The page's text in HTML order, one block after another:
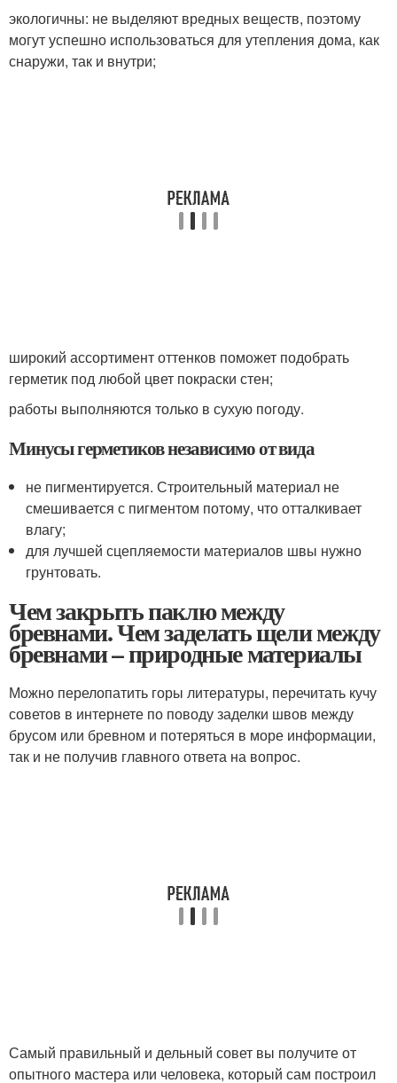
экологичны: не выделяют вредных веществ, поэтому
могут успешно использоваться для утепления дома, как
снаружи, так и внутри;
широкий ассортимент оттенков поможет подобрать
герметик под любой цвет покраски стен;
работы выполняются только в сухую погоду.
Минусы герметиков независимо от вида
не пигментируется. Строительный материал не
смешивается с пигментом потому, что отталкивает
влагу;
для лучшей сцепляемости материалов швы нужно
грунтовать.
Чем закрыть паклю между
бревнами. Чем заделать щели между
бревнами – природные материалы
Можно перелопатить горы литературы, перечитать кучу
советов в интернете по поводу заделки швов между
брусом или бревном и потеряться в море информации,
так и не получив главного ответа на вопрос.
Самый правильный и дельный совет вы получите от
опытного мастера или человека, который сам построил